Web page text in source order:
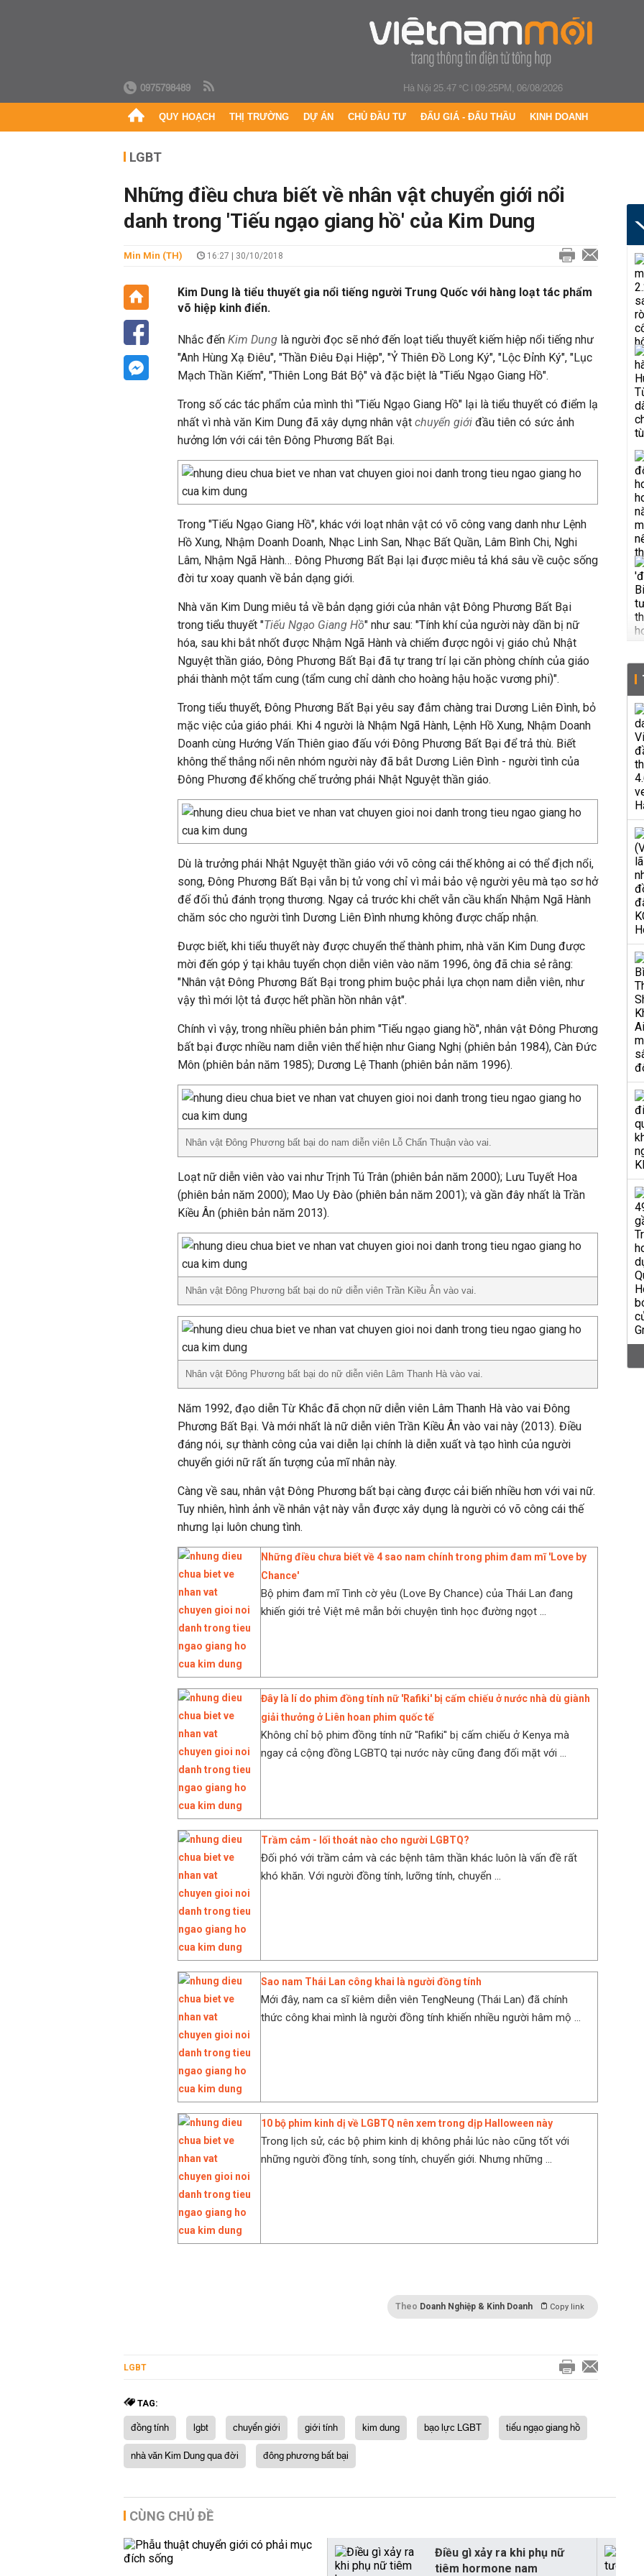
0975798489 Hà Nội 25.47 °C|09:25PM, 06/08/2026
QUY HOẠCH THỊ TRƯỜNG DỰ ÁN CHỦ ĐẦU TƯ ĐẤU GIÁ - ĐẤU THẦU KINH DOANH
LGBT
Những điều chưa biết về nhân vật chuyển giới nổi
danh trong 'Tiếu ngạo giang hồ' của Kim Dung
Min Min (TH) 16:27 | 30/10/2018
Kim Dung là tiểu thuyết gia nổi tiếng người Trung Quốc với hàng loạt tác phẩm
võ hiệp kinh điển.
Nhắc đến Kim Dung là người đọc sẽ nhớ đến loạt tiểu thuyết kiếm hiệp nổi tiếng như
"Anh Hùng Xạ Điêu", "Thần Điêu Đại Hiệp", "Ỷ Thiên Đồ Long Ký", "Lộc Đỉnh Ký", "Lục
Mạch Thần Kiếm", "Thiên Long Bát Bộ" và đặc biệt là "Tiếu Ngạo Giang Hồ".
Trong số các tác phẩm của mình thì "Tiếu Ngạo Giang Hồ" lại là tiểu thuyết có điểm lạ
nhất vì nhà văn Kim Dung đã xây dựng nhân vật chuyển giới đầu tiên có sức ảnh
hưởng lớn với cái tên Đông Phương Bất Bại.
Trong "Tiếu Ngạo Giang Hồ", khác với loạt nhân vật có võ công vang danh như Lệnh
Hồ Xung, Nhậm Doanh Doanh, Nhạc Linh San, Nhạc Bất Quần, Lâm Bình Chi, Nghi
Lâm, Nhậm Ngã Hành… Đông Phương Bất Bại lại được miêu tả khá sâu về cuộc sống
đời tư xoay quanh về bản dạng giới.
Nhà văn Kim Dung miêu tả về bản dạng giới của nhân vật Đông Phương Bất Bại
trong tiểu thuyết "Tiếu Ngạo Giang Hồ" như sau: "Tính khí của người này dần bị nữ
hóa, sau khi bắt nhốt được Nhậm Ngã Hành và chiếm được ngôi vị giáo chủ Nhật
Nguyệt thần giáo, Đông Phương Bất Bại đã tự trang trí lại căn phòng chính của giáo
phái thành một tẩm cung (tẩm cung chỉ dành cho hoàng hậu hoặc vương phi)".
Trong tiểu thuyết, Đông Phương Bất Bại yêu say đắm chàng trai Dương Liên Đình, bỏ
mặc việc của giáo phái. Khi 4 người là Nhậm Ngã Hành, Lệnh Hồ Xung, Nhậm Doanh
Doanh cùng Hướng Vấn Thiên giao đấu với Đông Phương Bất Bại để trả thù. Biết
không thể thắng nổi nên nhóm người này đã bắt Dương Liên Đình - người tình của
Đông Phương để khống chế trưởng phái Nhật Nguyệt thần giáo.
Dù là trưởng phái Nhật Nguyệt thần giáo với võ công cái thế không ai có thể địch nổi,
song, Đông Phương Bất Bại vẫn bị tử vong chỉ vì mải bảo vệ người yêu mà tạo sơ hở
để đối thủ đánh trọng thương. Ngay cả trước khi chết vẫn cầu khẩn Nhậm Ngã Hành
chăm sóc cho người tình Dương Liên Đình nhưng không được chấp nhận.
Được biết, khi tiểu thuyết này được chuyển thể thành phim, nhà văn Kim Dung được
mời đến góp ý tại khâu tuyển chọn diễn viên vào năm 1996, ông đã chia sẻ rằng:
"Nhân vật Đông Phương Bất Bại trong phim buộc phải lựa chọn nam diễn viên, như
vậy thì mới lột tả được hết phần hồn nhân vật".
Chính vì vậy, trong nhiều phiên bản phim "Tiếu ngạo giang hồ", nhân vật Đông Phương
bất bại được nhiều nam diễn viên thể hiện như Giang Nghị (phiên bản 1984), Càn Đức
Môn (phiên bản năm 1985); Dương Lệ Thanh (phiên bản năm 1996).
Nhân vật Đông Phương bất bại do nam diễn viên Lỗ Chấn Thuận vào vai.
Loạt nữ diễn viên vào vai như Trịnh Tú Trân (phiên bản năm 2000); Lưu Tuyết Hoa
(phiên bản năm 2000); Mao Uy Đào (phiên bản năm 2001); và gần đây nhất là Trần
Kiều Ân (phiên bản năm 2013).
Nhân vật Đông Phương bất bại do nữ diễn viên Trần Kiều Ân vào vai.
Nhân vật Đông Phương bất bại do nữ diễn viên Lâm Thanh Hà vào vai.
Năm 1992, đạo diễn Từ Khắc đã chọn nữ diễn viên Lâm Thanh Hà vào vai Đông
Phương Bất Bại. Và mới nhất là nữ diễn viên Trần Kiều Ân vào vai này (2013). Điều
đáng nói, sự thành công của vai diễn lại chính là diễn xuất và tạo hình của người
chuyển giới nữ rất ấn tượng của mĩ nhân này.
Càng về sau, nhân vật Đông Phương bất bại càng được cải biến nhiều hơn với vai nữ.
Tuy nhiên, hình ảnh về nhân vật này vẫn được xây dụng là người có võ công cái thế
nhưng lại luôn chung tình.
Những điều chưa biết về 4 sao nam chính trong phim đam mĩ 'Love by
Chance'
Bộ phim đam mĩ Tình cờ yêu (Love By Chance) của Thái Lan đang
khiến giới trẻ Việt mê mẫn bởi chuyện tình học đường ngọt ...
Đây là lí do phim đồng tính nữ 'Rafiki' bị cấm chiếu ở nước nhà dù giành
giải thưởng ở Liên hoan phim quốc tế
Không chỉ bộ phim đồng tính nữ ''Rafiki'' bị cấm chiếu ở Kenya mà
ngay cả cộng đồng LGBTQ tại nước này cũng đang đối mặt với ...
Trầm cảm - lối thoát nào cho người LGBTQ?
Đối phó với trầm cảm và các bệnh tâm thần khác luôn là vấn đề rất
khó khăn. Với người đồng tính, lưỡng tính, chuyển ...
Sao nam Thái Lan công khai là người đồng tính
Mới đây, nam ca sĩ kiêm diễn viên TengNeung (Thái Lan) đã chính
thức công khai mình là người đồng tính khiến nhiều người hâm mộ ...
10 bộ phim kinh dị về LGBTQ nên xem trong dịp Halloween này
Trong lịch sử, các bộ phim kinh dị không phải lúc nào cũng tốt với
những người đồng tính, song tính, chuyển giới. Nhưng những ...
Theo Doanh Nghiệp & Kinh Doanh Copy link
LGBT
TAG:
đồng tính lgbt chuyển giới giới tính kim dung bạo lực LGBT
tiếu ngạo giang hồ
nhà văn Kim Dung qua đời
đông phương bất bại
CÙNG CHỦ ĐỀ
Điều gì xảy ra khi phụ nữ
tiêm hormone nam